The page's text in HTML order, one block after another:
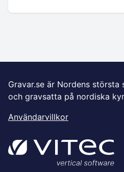
Gravar.se är Nordens
och gravsatta på nordiska
Användarvillkor